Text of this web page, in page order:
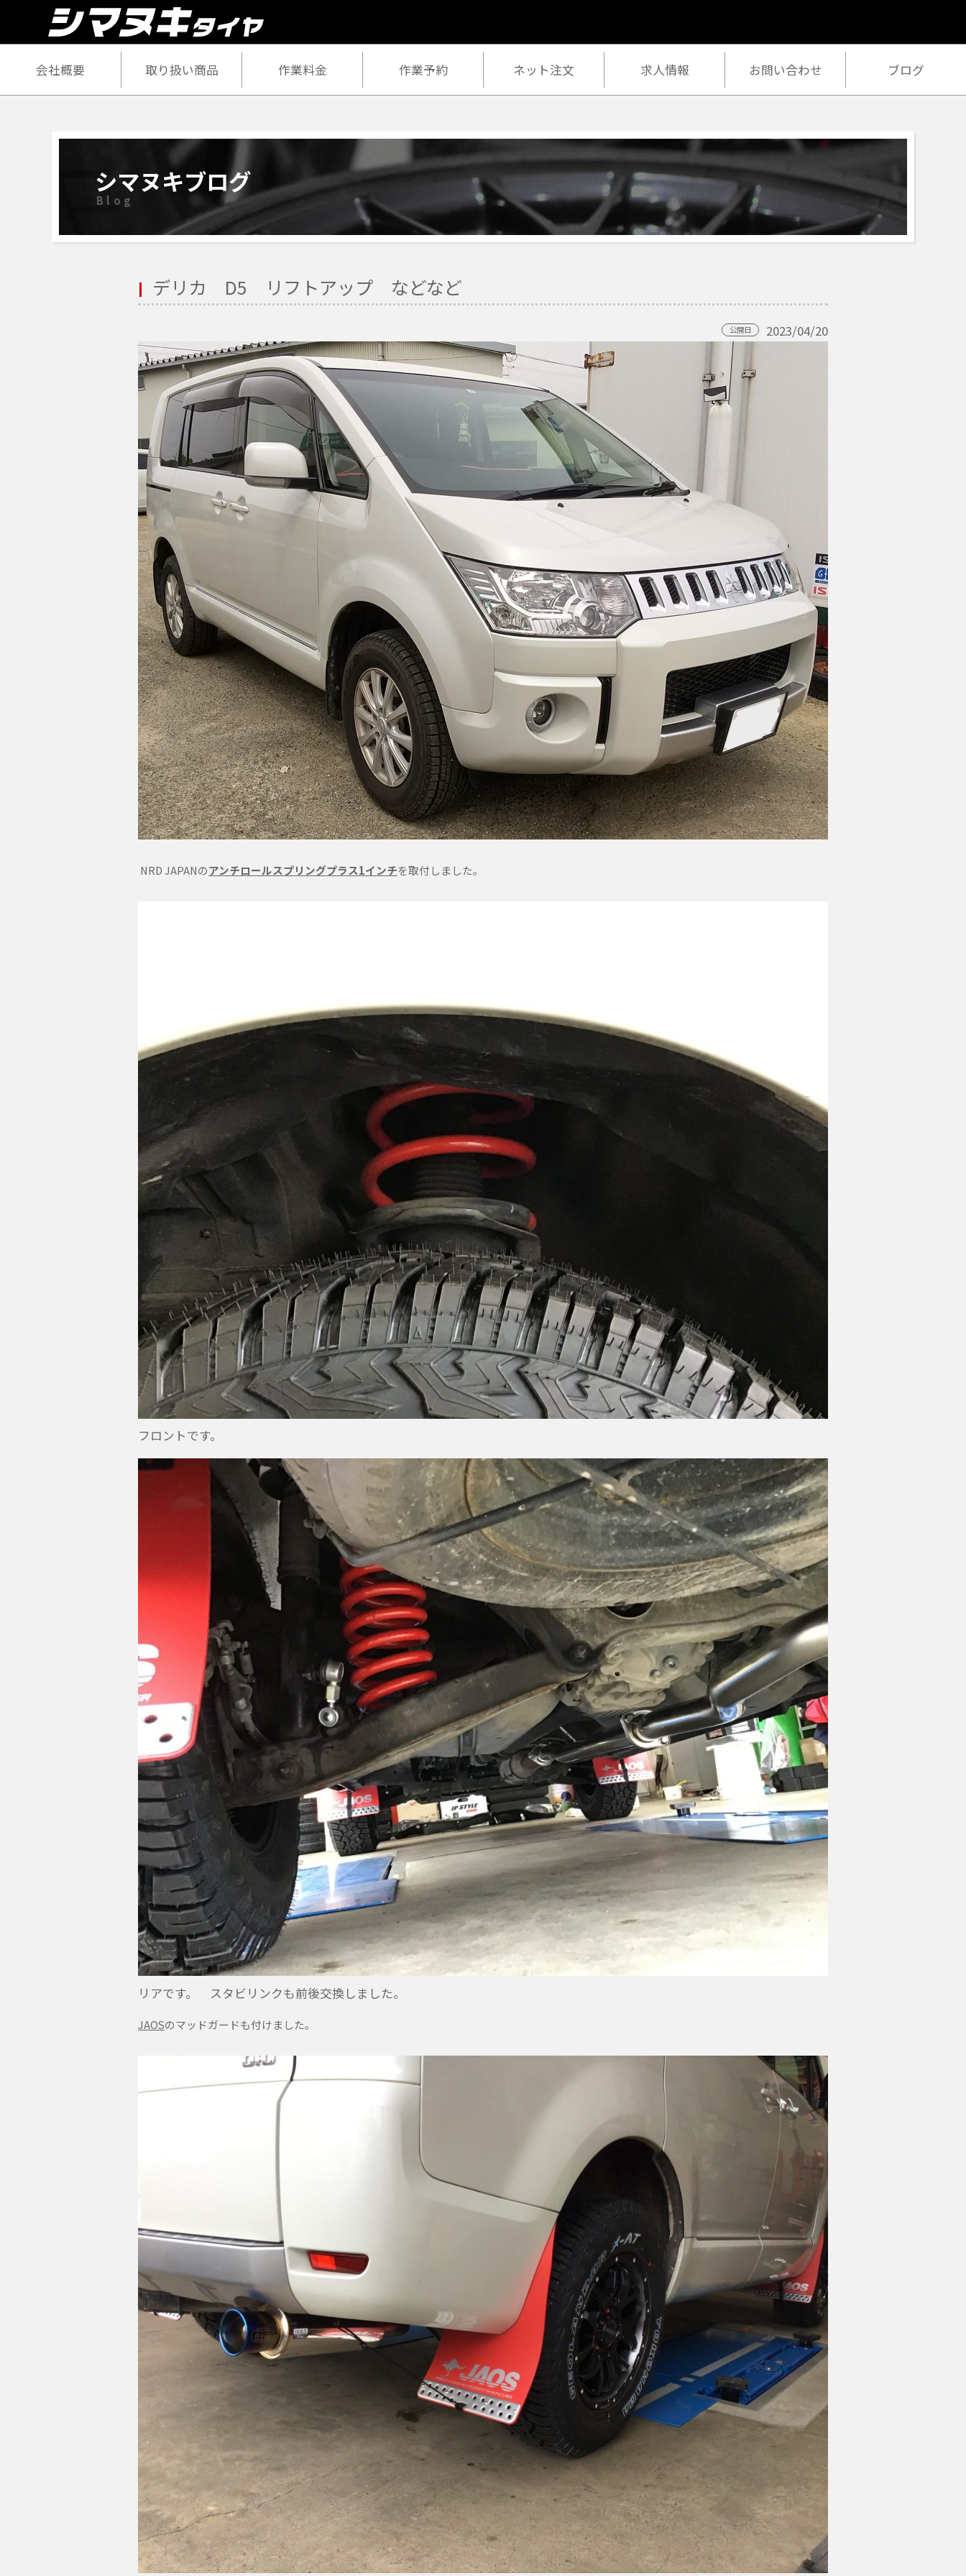
会社概要 取り扱い商品 作業料金 作業予約 ネット注文 求人情報 お問い合わせ ブログ
シマヌキブログ
Blog
デリカ D5 リフトアップ などなど
公開日 2023/04/20
NRD JAPANのアンチロールスプリングプラス1インチを取付しました。
フロントです。
リアです。 スタビリンクも前後交換しました。
JAOSのマッドガードも付けました。